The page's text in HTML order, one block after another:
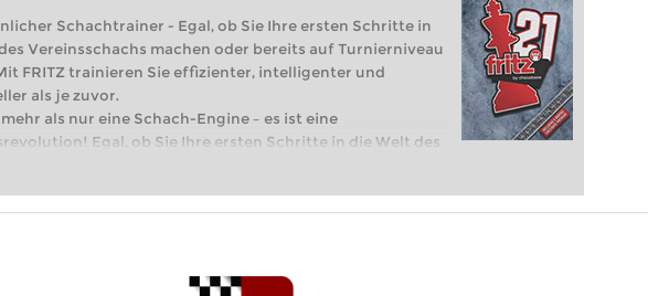
Schachtrainer - Egal, ob Sie Ihre ersten Schritte in
Vereinsschachs machen oder bereits auf Turnierniveau
FRITZ trainieren Sie effizienter, intelligenter und
als je zuvor.
mehr als nur eine Schach-Engine – es ist eine
Egal, ob Sie Ihre ersten Schritte in die Welt des
machen oder bereits auf Turnierniveau spielen: Mit